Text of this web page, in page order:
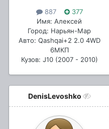
887
377
Имя: Алексей
Город: Нарьян-Мар
Авто: Qashqai+2 2.0 4WD
6МКП
Кузов: J10 (2007 - 2010)
DenisLevoshko